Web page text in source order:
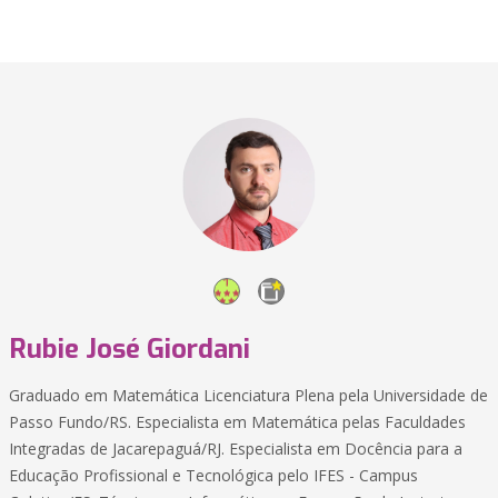
Rubie José Giordani
Graduado em Matemática Licenciatura Plena pela Universidade de
Passo Fundo/RS. Especialista em Matemática pelas Faculdades
Integradas de Jacarepaguá/RJ. Especialista em Docência para a
Educação Profissional e Tecnológica pelo IFES - Campus